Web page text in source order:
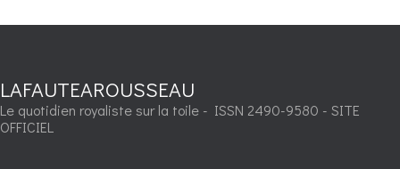
LAFAUTEAROUSSEAU
Le quotidien royaliste sur la toile - ISSN 2490-9580 - SITE
OFFICIEL